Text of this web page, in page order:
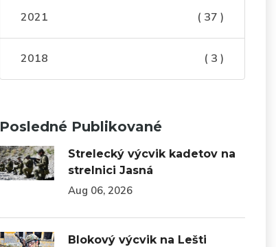
2021 ( 37 )
2018 ( 3 )
Posledné Publikované
Strelecký výcvik kadetov na
strelnici Jasná
Aug 06, 2026
Blokový výcvik na Lešti